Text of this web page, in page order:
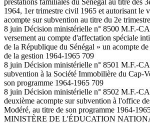
1964, 1er trimestre civil 1965 et autorisant le
acompte sur subvention au titre du 2e
8 juin Décision ministérielle n° 8500 M.F.-
versement au compte d'affectation spéciale
de la République du Sénégal » un acompte
de la gestion 1964-1965 709
8 juin Décision ministérielle n° 8501 M.F.-
subvention à la Société Immobilière du Cap-
son programme 1964-1965 709
8 juin Décision ministérielle n° 8502 M.F.-
deuxième acompte sur subvention à l'office
Modéré, au titre de son programme 1964-
MINISTÈRE DE L'ÉDUCATION